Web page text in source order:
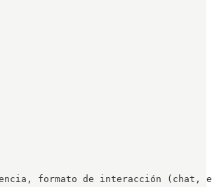
formato de interacción